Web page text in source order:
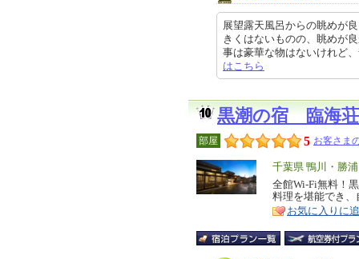
展望露天風呂からの眺めが
きくはないものの、眺めが
事は豪華な物はないけれど
はこちら
黒潮の宿 臨海荘
部屋 5 お客さま
エ
リ
ア
千葉県 鴨川・勝
特
徴
全館Wi-Fi無料！
料理を堪能でき
お気に入りに